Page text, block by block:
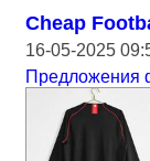
Cheap
16-05-2025
Предложения